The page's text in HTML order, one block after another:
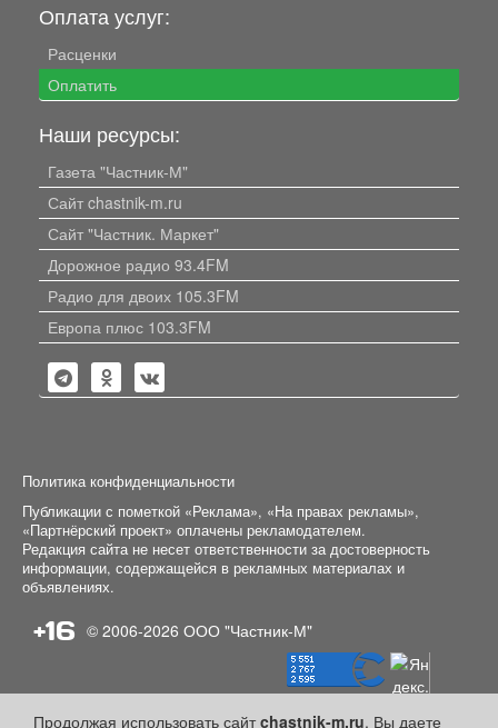
Продолжая использовать сайтchastnik-m.ru, Вы даете
Оплата услуг:
Расценки
Оплатить
Наши ресурсы:
Газета "Частник-М"
Сайт chastnik-m.ru
Сайт "Частник. Маркет"
Дорожное радио 93.4FM
Радио для двоих 105.3FM
Европа плюс 103.3FM
Политика конфиденциальности
Публикации с пометкой «Реклама», «На правах рекламы»,
«Партнёрский проект» оплачены рекламодателем.
Редакция сайта не несет ответственности за достоверность
информации, содержащейся в рекламных материалах и
объявлениях.
+16 © 2006-2026 ООО "Частник-М"